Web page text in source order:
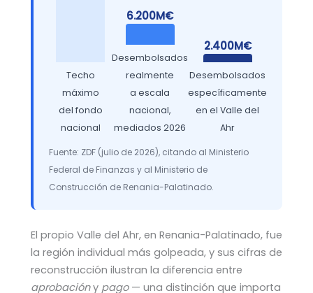
Techo
máximo
del fondo
nacional
6.200M€
Desembolsados
realmente
a escala
nacional,
mediados 2026
2.400M€
Desembolsados
específicamente
en el Valle del
Ahr
Fuente: ZDF (julio de 2026), citando al Ministerio
Federal de Finanzas y al Ministerio de
Construcción de Renania-Palatinado.
El propio Valle del Ahr, en Renania-Palatinado, fue
la región individual más golpeada, y sus cifras de
reconstrucción ilustran la diferencia entre
aprobacióny pago— una distinción que importa